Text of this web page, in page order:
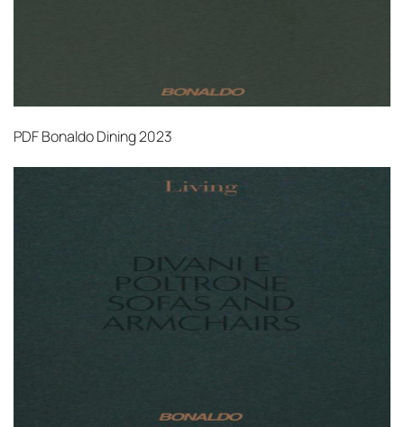
PDFBonaldo Dining 2023